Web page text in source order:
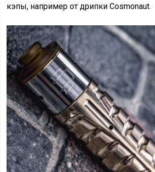
кэпы, например от дрипки Cosmonaut.